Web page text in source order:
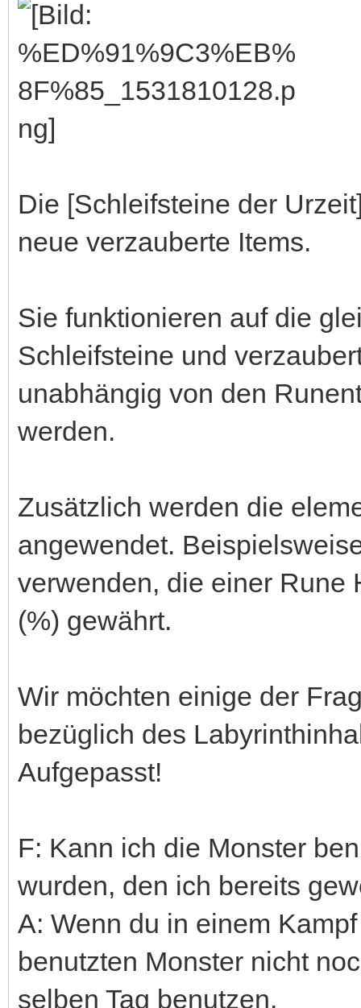
Die [Schleifsteine der
neue verzauberte Items.
Sie funktionieren auf die
Schleifsteine und
unabhängig von den
werden.
Zusätzlich werden die
angewendet.
verwenden, die einer Rune
(%) gewährt.
Wir möchten einige der
bezüglich des
Aufgepasst!
F: Kann ich die Monster
wurden, den ich bereits
A: Wenn du in einem
benutzten Monster nicht
selben Tag benutzen.